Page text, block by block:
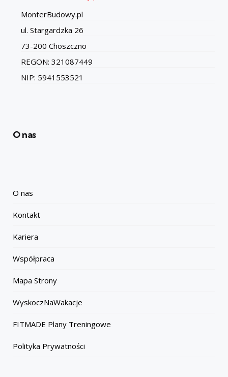
MonterBudowy.pl
ul. Stargardzka 26
73-200 Choszczno
REGON: 321087449
NIP: 5941553521
O nas
O nas
Kontakt
Kariera
Współpraca
Mapa Strony
WyskoczNaWakacje
FITMADE Plany Treningowe
Polityka Prywatności